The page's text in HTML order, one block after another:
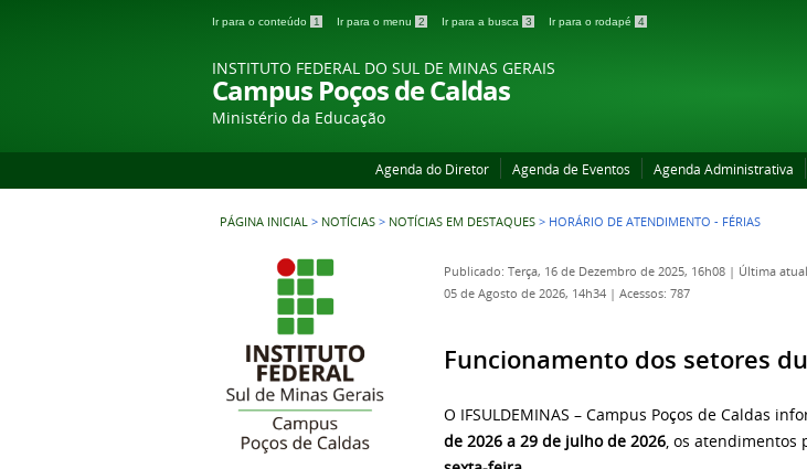
Ir para o conteúdo 1 Ir para o menu 2 Ir para a busca 3 Ir para o rodapé 4
INSTITUTO FEDERAL DO SUL DE MINAS GERAIS
Campus Poços de Caldas
Ministério da Educação
Agenda do Diretor Agenda de Eventos Agenda Administrativa
PÁGINA INICIAL > NOTÍCIAS > NOTÍCIAS EM DESTAQUES > HORÁRIO DE ATENDIMENTO - FÉRIAS
Publicado: Terça, 16 de Dezembro de 2025, 16h08 | Última
05 de Agosto de 2026, 14h34 | Acessos: 787
Funcionamento dos setores
O IFSULDEMINAS – Campus Poços de Caldas
de 2026 a 29 de julho de 2026, os atendimentos